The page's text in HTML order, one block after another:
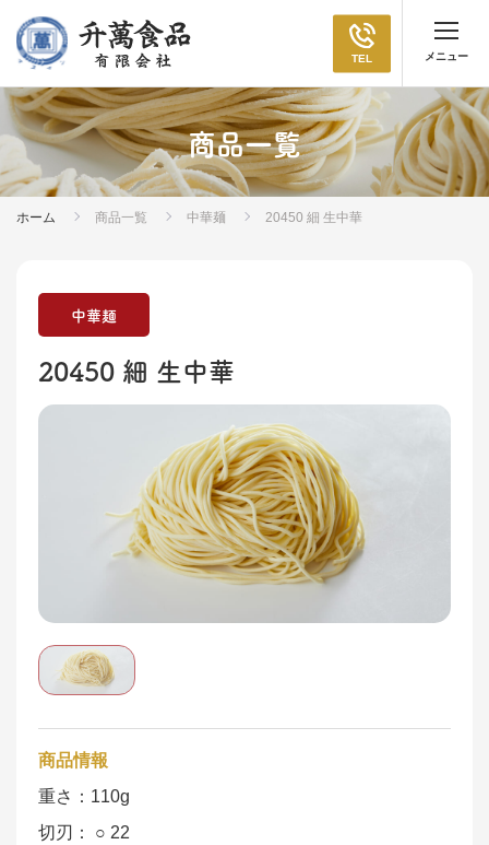
TEL
商品一覧
ホーム 商品一覧 中華麺 20450 細 生中華
中華麺
20450 細 生中華
商品情報
重さ：110g
切刃： ○ 22